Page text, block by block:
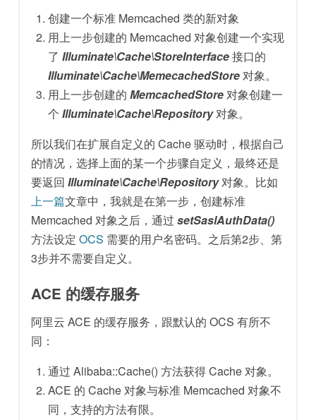
创建一个标准 Memcached 类的新对象
用上一步创建的 Memcached 对象创建一个实现
了Illuminate\Cache\StoreInterface接口的
Illuminate\Cache\MemecachedStore对象。
用上一步创建的MemcachedStore对象创建一
个Illuminate\Cache\Repository对象。
所以我们在扩展自定义的 Cache 驱动时，根据自己
的情况，选择上面的某一个步骤自定义，最终还是
要返回Illuminate\Cache\Repository对象。比如
上一篇文章中，我就是在第一步，创建标准
Memcached 对象之后，通过setSaslAuthData()
方法设定OCS 需要的用户名密码。之后第2步、第
3步并不需要自定义。
ACE 的缓存服务
阿里云 ACE 的缓存服务，跟默认的 OCS 有所不
同：
通过 Alibaba::Cache() 方法获得 Cache 对象。
ACE 的 Cache 对象与标准 Memcached 对象不
同，支持的方法有限。